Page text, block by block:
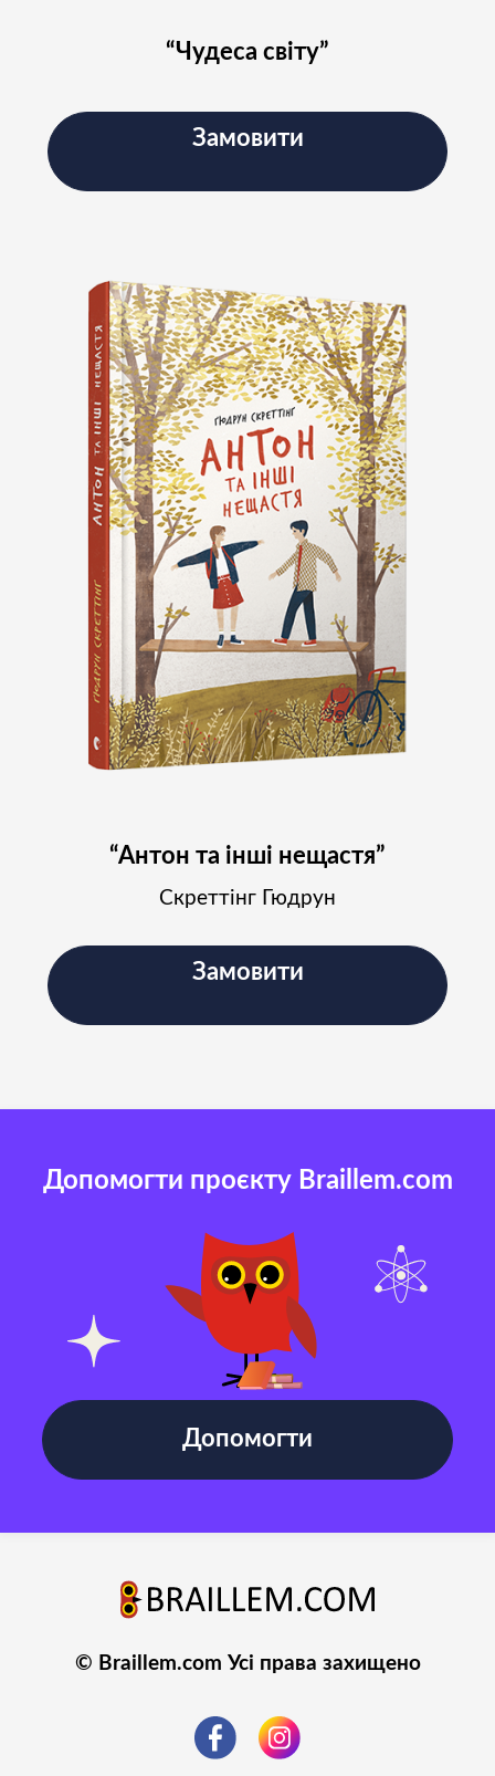
“Чудеса світу”
Замовити
“Антон та інші нещастя”
Скреттінг Гюдрун
Замовити
Допомогти проєкту Braillem.com
Допомогти
© Braillem.com Усі права захищено